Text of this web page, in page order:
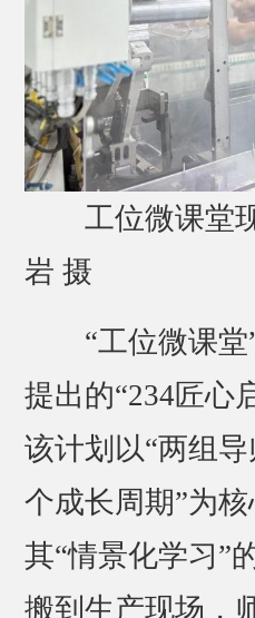
工位微课堂
岩 摄
“工位微课堂”
提出的“234匠心
该计划以“两组
个成长周期”为
其“情景化学习”
搬到生产现场，